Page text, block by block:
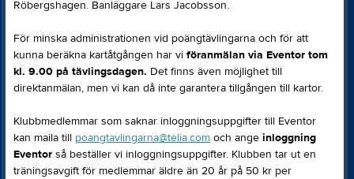
Röbergshagen. Banläggare Lars Jacobsson.
För minska administrationen vid poängtävlingarna och för att
kunna beräkna kartåtgången har vi föranmälan via Eventor tom
kl. 9.00 på tävlingsdagen. Det finns även möjlighet till
direktanmälan, men vi kan då inte garantera tillgången till kartor.
Klubbmedlemmar som saknar inloggningsuppgifter till Eventor
kan maila till poangtavlingarna@telia.com och ange inloggning
Eventor så beställer vi inloggningsuppgifter. Klubben tar ut en
träningsavgift för medlemmar äldre än 20 år på 50 kr per